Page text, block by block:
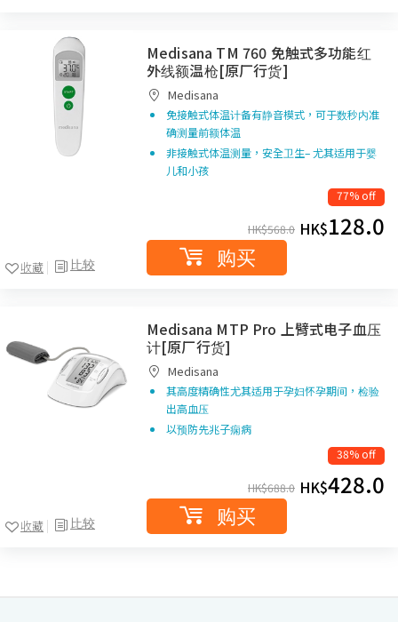
比较
收藏
Medisana TM 760 免触式多功能红
外线额温枪[原厂行货]
Medisana
免接触式体温计备有静音模式，可于数秒内准
确测量前额体温
非接触式体温测量，安全卫生– 尤其适用于婴
儿和小孩
77% off
HK$568.0 HK$128.0
购买
比较
收藏
Medisana MTP Pro 上臂式电子血压
计[原厂行货]
Medisana
其高度精确性尤其适用于孕妇怀孕期间，检验
出高血压
以预防先兆子痫病
38% off
HK$688.0 HK$428.0
购买